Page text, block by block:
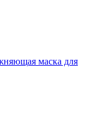
маска для